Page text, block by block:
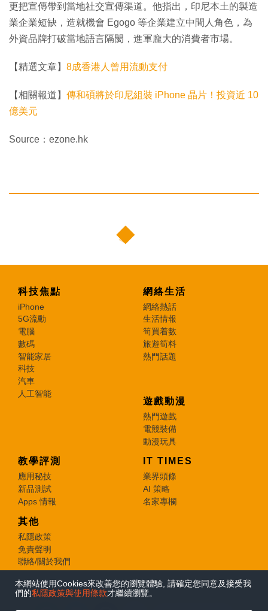
更把宣傳帶到當地社交宣傳渠道。他指出，印尼本土的製造
業企業短缺，造就機會 Egogo 等企業建立中間人角色，為
外資品牌打破當地語言隔閡，進軍龐大的消費者市場。
【精選文章】 8成香港人曾用流動支付
【相關報道】 傳和碩將於印尼組裝 iPhone 晶片！投資近 10
億美元
Source：ezone.hk
科技焦點
iPhone
5G流動
電腦
數碼
智能家居
科技
汽車
人工智能
網絡生活
網絡熱話
生活情報
筍買着數
旅遊筍料
熱門話題
遊戲動漫
熱門遊戲
電競裝備
動漫玩具
教學評測
應用秘技
新品測試
Apps 情報
IT TIMES
業界頭條
AI 策略
名家專欄
其他
私隱政策
免責聲明
聯絡/關於我們
© 2026 e-zone. All Rights Reserved.
本網站使用Cookies來改善您的瀏覽體驗, 請確定您同意及接受我
們的私隱政策與使用條款才繼續瀏覽。